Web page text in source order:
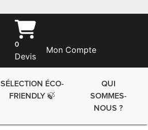
0
Devis
Mon Compte
SÉLECTION ÉCO-
FRIENDLY 🍃
QUI
SOMMES-
NOUS ?